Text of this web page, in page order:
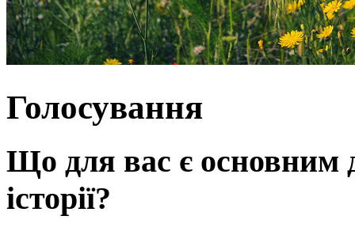
Голосування
Що для вас є основним
історії?